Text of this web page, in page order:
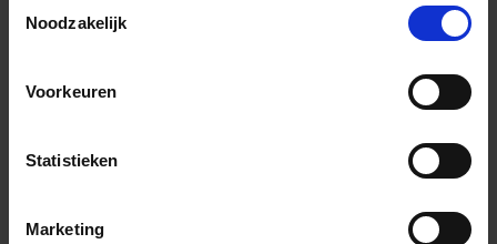
Noodzakelijk
Voorkeuren
Statistieken
Marketing
Andere Series van Alcoceram